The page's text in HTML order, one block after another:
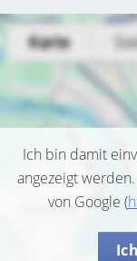
Ich bin damit
angezeigt
von Google (